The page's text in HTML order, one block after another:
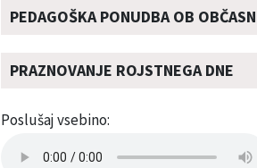
PEDAGOŠKA PONUDBA OB
PRAZNOVANJE ROJSTNEGA DNE
Poslušaj vsebino: